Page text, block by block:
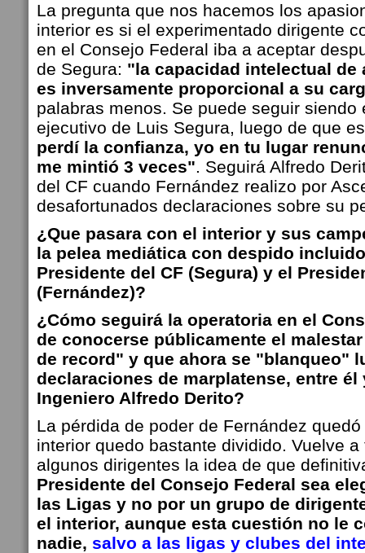
La pregunta que nos hacemos los
interior es si el experimentado dirigente
en el Consejo Federal iba a aceptar
de Segura: "la capacidad intelectual de
es inversamente proporcional a su
palabras menos. Se puede seguir siendo
ejecutivo de Luis Segura, luego de que
perdí la confianza, yo en tu lugar
me mintió 3 veces". Seguirá Alfredo
del CF cuando Fernández realizo por
desafortunados declaraciones sobre su
¿Que pasara con el interior y sus
la pelea mediática con despido
Presidente del CF (Segura) y el
(Fernández)?
¿Cómo seguirá la operatoria en el
de conocerse públicamente el
de record" y que ahora se "blanqueo"
declaraciones de marplatense, entre él
Ingeniero Alfredo Derito?
La pérdida de poder de Fernández
interior quedo bastante dividido. Vuelve
algunos dirigentes la idea de que
Presidente del Consejo Federal sea
las Ligas y no por un grupo de
el interior, aunque esta cuestión no le
nadie, salvo a las ligas y clubes del